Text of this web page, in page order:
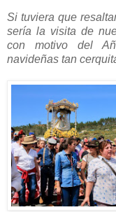
Si tuviera que
sería la visita de
con motivo del
navideñas tan